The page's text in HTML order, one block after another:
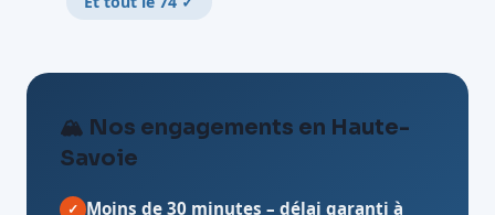
🏔️ Nos engagements en Haute-
Savoie
✓ Moins de 30 minutes – délai garanti à